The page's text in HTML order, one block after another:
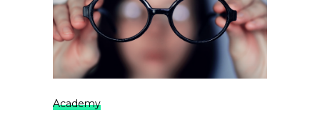
Academy